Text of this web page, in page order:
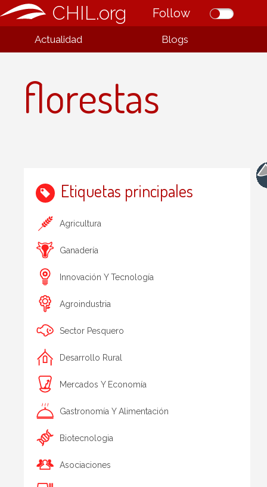
CHIL.org Follow
Actualidad Blogs
florestas
Etiquetas principales
Agricultura
Ganadería
Innovación Y Tecnología
Agroindustria
Sector Pesquero
Desarrollo Rural
Mercados Y Economía
Gastronomía Y Alimentación
Biotecnologia
Asociaciones